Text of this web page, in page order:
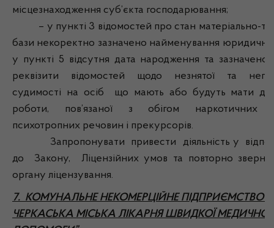
місцезнаходження суб’єкта господарювання;
– у пункті 3 відомостей про стан матеріально-
бази некоректно зазначено найменування
у пункті 5 відсутня дата народження та зазначено
реквізити відомостей щодо незнятої та
судимості на осіб що мають або будуть мати
роботи, пов’язаної з обігом наркотичних
психотропних речовин і прекурсорів.
Запропонувати привести діяльність у
до Закону, Ліцензійних умов та повторно
органу ліцензування.
7. КОМУНАЛЬНЕ НЕКОМЕРЦІЙНЕ ПІДПРИЄМСТВО
ЧЕРКАСЬКА МІСЬКА ЛІКАРНЯ ШВИДКОЇ МЕДИЧНОЇ